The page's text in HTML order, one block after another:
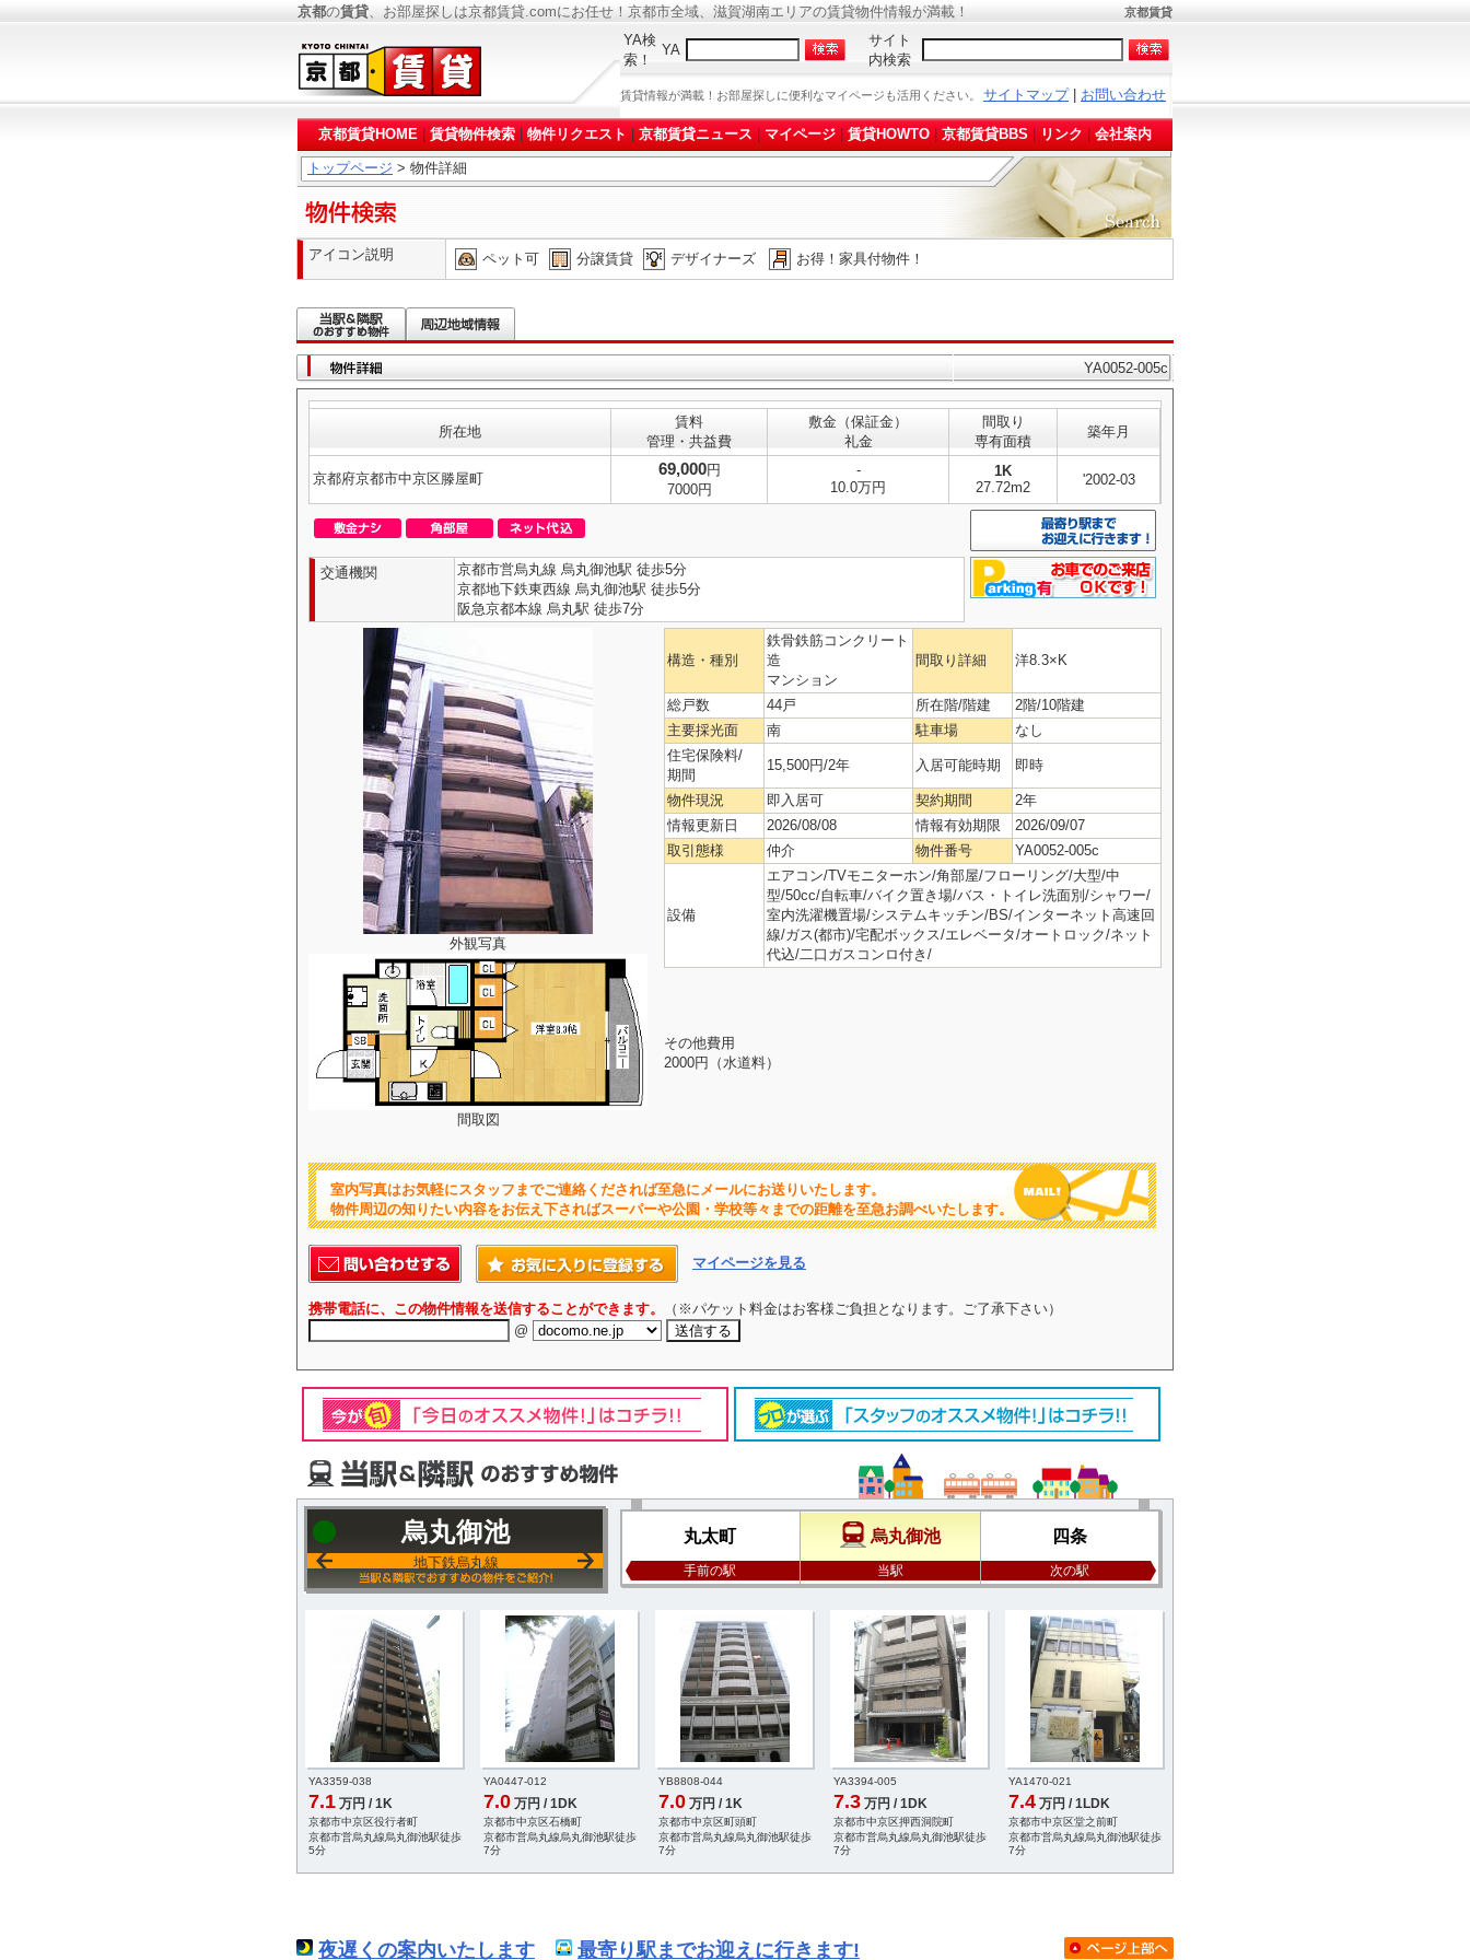
京都の賃貸、お部屋探しは京都賃貸.comにお任せ！京都市全域、滋賀湖南エリアの賃貸物件情報が満載！ 京都賃貸
YA検
索！
YA
サイト
内検索
賃貸情報が満載！お部屋探しに便利なマイページも活用ください。 サイトマップ| お問い合わせ
京都賃貸HOME 賃貸物件検索 物件リクエスト 京都賃貸ニュース マイページ 賃貸HOWTO 京都賃貸BBS リンク 会社案内
トップページ > 物件詳細
アイコン説明 ペット可 分譲賃貸 デザイナーズ お得！家具付物件！
YA0052-005c
所在地
賃料
管理・共益費
敷金（保証金）
礼金
間取り
専有面積
築年月
京都府京都市中京区滕屋町
69,000円
7000円
-
10.0万円
1K
27.72m2
'2002-03
交通機関
京都市営烏丸線 烏丸御池駅 徒歩5分
京都地下鉄東西線 烏丸御池駅 徒歩5分
阪急京都本線 烏丸駅 徒歩7分
外観写真
間取図
構造・種別
鉄骨鉄筋コンクリート
造
マンション
間取り詳細 洋8.3×K
総戸数 44戸 所在階/階建
2階/10階建
主要採光面
南 駐車場
なし
住宅保険料/
期間
15,500円/2年 入居可能時期 即時
物件現況 即入居可 契約期間
2年
情報更新日
2026/08/08 情報有効期限
2026/09/07
取引態様
仲介 物件番号 YA0052-005c
設備
エアコン/TVモニターホン/角部屋/フローリング/大型/中
型/50cc/自転車/バイク置き場/バス・トイレ洗面別/シャワー/
室内洗濯機置場/システムキッチン/BS/インターネット高速回
線/ガス(都市)/宅配ボックス/エレベータ/オートロック/ネット
代込/二口ガスコンロ付き/
その他費用
2000円（水道料）
室内写真はお気軽にスタッフまでご連絡くだされば至急にメールにお送りいたします。
物件周辺の知りたい内容をお伝え下さればスーパーや公園・学校等々までの距離を至急お調べいたします。
マイページを見る
携帯電話に、この物件情報を送信することができます。
（※パケット料金はお客様ご負担となります。ご了承下さい）
@
烏丸御池
地下鉄烏丸線
丸太町
手前の駅
烏丸御池
当駅
四条
次の駅
YA3359-038
7.1 万円 / 1K
京都市中京区役行者町
京都市営烏丸線烏丸御池駅徒歩
5分
YA0447-012
7.0 万円 / 1DK
京都市中京区石橋町
京都市営烏丸線烏丸御池駅徒歩
7分
YB8808-044
7.0 万円 / 1K
京都市中京区町頭町
京都市営烏丸線烏丸御池駅徒歩
7分
YA3394-005
7.3 万円 / 1DK
京都市中京区押西洞院町
京都市営烏丸線烏丸御池駅徒歩
7分
YA1470-021
7.4 万円 / 1LDK
京都市中京区堂之前町
京都市営烏丸線烏丸御池駅徒歩
7分
夜遅くの案内いたします 最寄り駅までお迎えに行きます!